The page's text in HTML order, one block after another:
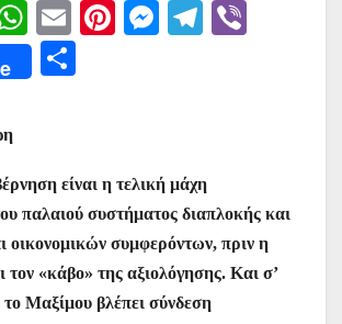
W
h
at
p
p
E
m
ai
Pi M
n
g
er
T
m
σ
τε
ίτ
ε
είναι η τελική μάχη
παλαιού συστήματος διαπλοκής και
οικονομικών συμφερόντων, πριν η
τον «κάβο» της αξιολόγησης. Και σ’
Μαξίμου βλέπει σύνδεση